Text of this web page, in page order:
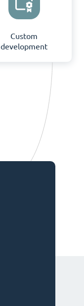
Custom
development